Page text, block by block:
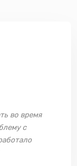
во время
с